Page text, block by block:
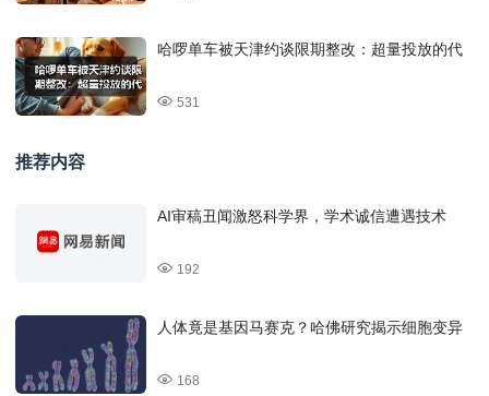
哈啰单车被天津约谈限期整改：超量投放的代
531
推荐内容
AI审稿丑闻激怒科学界，学术诚信遭遇技术
192
人体竟是基因马赛克？哈佛研究揭示细胞变异
168